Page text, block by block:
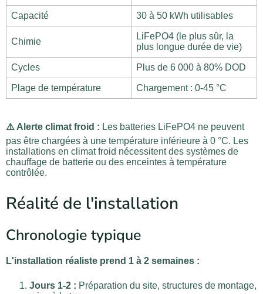
Capacité 30 à 50 kWh utilisables
Chimie
LiFePO4 (le plus sûr, la
plus longue durée de vie)
Cycles Plus de 6 000 à 80% DOD
Plage de température Chargement : 0-45 °C
⚠️ Alerte climat froid : Les batteries LiFePO4 ne peuvent
pas être chargées à une température inférieure à 0 °C. Les
installations en climat froid nécessitent des systèmes de
chauffage de batterie ou des enceintes à température
contrôlée.
Réalité de l'installation
Chronologie typique
L'installation réaliste prend 1 à 2 semaines :
Jours 1-2 : Préparation du site, structures de montage,